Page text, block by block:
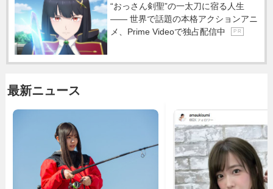
“おっさん剣聖”の一太刀に宿る人生
―― 世界で話題の本格アクションアニ
メ、Prime Videoで独占配信中
P R
最新ニュース